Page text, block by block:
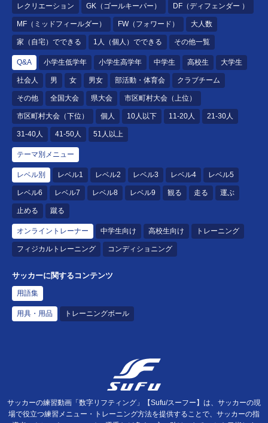
レクリエーション GK（ゴールキーパー） DF（ディフェンダー ）
MF（ミッドフィールダー） FW（フォワード） 大人数
家（自宅）でできる 1人（個人）でできる その他一覧
Q&A 小学生低学年 小学生高学年 中学生 高校生 大学生
社会人 男 女 男女 部活動・体育会 クラブチーム
その他 全国大会 県大会 市区町村大会（上位）
市区町村大会（下位） 個人 10人以下 11-20人 21-30人
31-40人 41-50人 51人以上
テーマ別メニュー
レベル別 レベル1 レベル2 レベル3 レベル4 レベル5
レベル6 レベル7 レベル8 レベル9 観る 走る 運ぶ
止める 蹴る
オンライントレーナー 中学生向け 高校生向け トレーニング
フィジカルトレーニング コンディショニング
サッカーに関するコンテンツ
用語集
用具・用品 トレーニングボール
サッカーの練習動画「数字リフティング」【Sufu/スーフー】は、サッカーの現
場で役立つ練習メニュー・トレーニング方法を提供することで、サッカーの指